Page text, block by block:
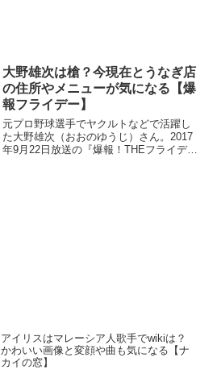
大野雄次は槍？今現在とうなぎ店
の住所やメニューが気になる【爆
報フライデー】
元プロ野球選手でヤクルトなどで活躍し
た大野雄次（おおのゆうじ）さん。2017
年9月22日放送の『爆報！THEフライデ
アイリスはマレーシア人歌手でwikiは？
かわいい画像と変顔や曲も気になる【ナ
カイの窓】